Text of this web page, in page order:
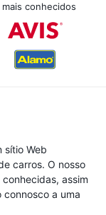
conhecidos
sítio Web
carros. O nosso
assim
a uma